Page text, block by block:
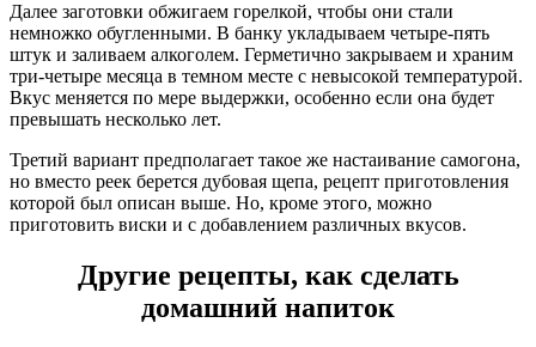
Далее заготовки обжигаем горелкой, чтобы они стали
немножко обугленными. В банку укладываем четыре-пять
штук и заливаем алкоголем. Герметично закрываем и храним
три-четыре месяца в темном месте с невысокой температурой.
Вкус меняется по мере выдержки, особенно если она будет
превышать несколько лет.
Третий вариант предполагает такое же настаивание самогона,
но вместо реек берется дубовая щепа, рецепт приготовления
которой был описан выше. Но, кроме этого, можно
приготовить виски и с добавлением различных вкусов.
Другие рецепты, как сделать
домашний напиток